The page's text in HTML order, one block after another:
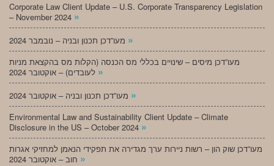
Corporate Law Client Update – U.S. Corporate Transparency Legislation
– November 2024 »
»
מעו”דכן מיסים – שינויים בכללי מס הכנסה (הקלות מס בהקצאת מניות
»
»
Environmental Law and Sustainability Client Update – Climate
Disclosure in the US – October 2024 »
מעו”דכן שוק הון – רשות ניירות ערך מגדירה את תפקידי הנאמן למחזיקי אגרות
»